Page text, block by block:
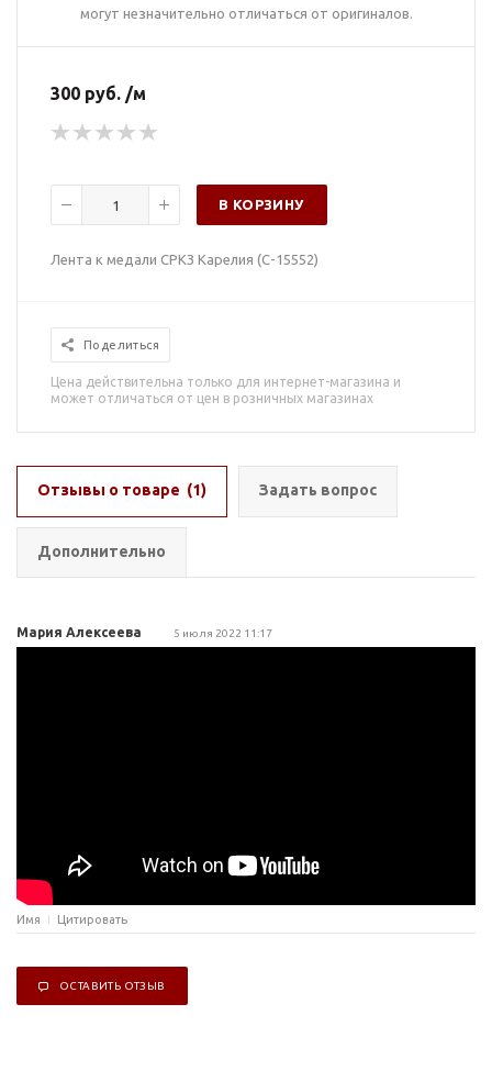
могут незначительно отличаться от оригиналов.
300 руб. /м
В КОРЗИНУ
Лента к медали СРКЗ Карелия (С-15552)
Поделиться
Цена действительна только для интернет-магазина и
может отличаться от цен в розничных магазинах
Отзывы о товаре (1) Задать вопрос
Дополнительно
Мария Алексеева 5 июля 2022 11:17
Имя Цитировать
ОСТАВИТЬ ОТЗЫВ